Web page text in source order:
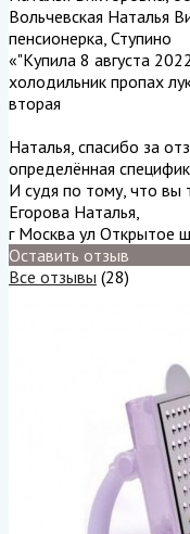
Вольчевская Наталья
пенсионерка, Ступино
«"Купила 8 августа
холодильник пропах
вторая
Наталья, спасибо за
определённая
И судя по тому, что вы
Егорова Наталья,
г Москва ул Открытое
Оставить отзыв
Все отзывы (28)